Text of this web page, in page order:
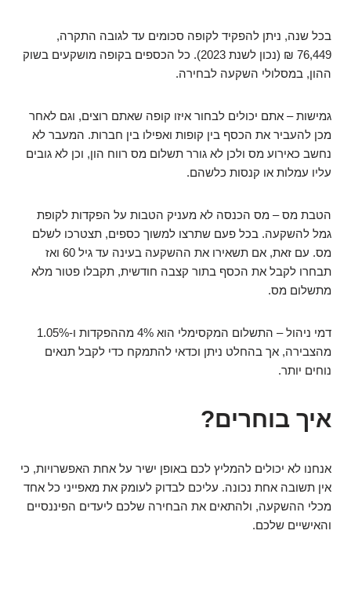
בכל שנה, ניתן להפקיד לקופה סכומים עד לגובה התקרה,
76,449 ₪ (נכון לשנת 2023). כל הכספים בקופה מושקעים בשוק
ההון, במסלולי השקעה לבחירה.
גמישות – אתם יכולים לבחור איזו קופה שאתם רוצים, וגם לאחר
מכן להעביר את הכסף בין קופות ואפילו בין חברות. המעבר לא
נחשב כאירוע מס ולכן לא גורר תשלום מס רווח הון, וכן לא גובים
עליו עמלות או קנסות כלשהם.
הטבת מס – מס הכנסה לא מעניק הטבות על הפקדות לקופת
גמל להשקעה. בכל פעם שתרצו למשוך כספים, תצטרכו לשלם
מס. עם זאת, אם תשאירו את ההשקעה בעינה עד גיל 60 ואז
תבחרו לקבל את הכסף בתור קצבה חודשית, תקבלו פטור מלא
מתשלום מס.
דמי ניהול – התשלום המקסימלי הוא 4% מההפקדות ו-1.05%
מהצבירה, אך בהחלט ניתן וכדאי להתמקח כדי לקבל תנאים
נוחים יותר.
איך בוחרים?
אנחנו לא יכולים להמליץ לכם באופן ישיר על אחת האפשרויות, כי
אין תשובה אחת נכונה. עליכם לבדוק לעומק את מאפייני כל אחד
מכלי ההשקעה, ולהתאים את הבחירה שלכם ליעדים הפיננסיים
והאישיים שלכם.